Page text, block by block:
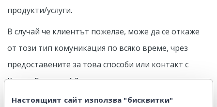
Настоящият сайт използва "бисквитки"
продукти/услуги.
В случай че клиентът пожелае, може да се откаже
от този тип комуникация по всяко време, чрез
предоставените за това способи или контакт с
Клиър Лендинг АД.